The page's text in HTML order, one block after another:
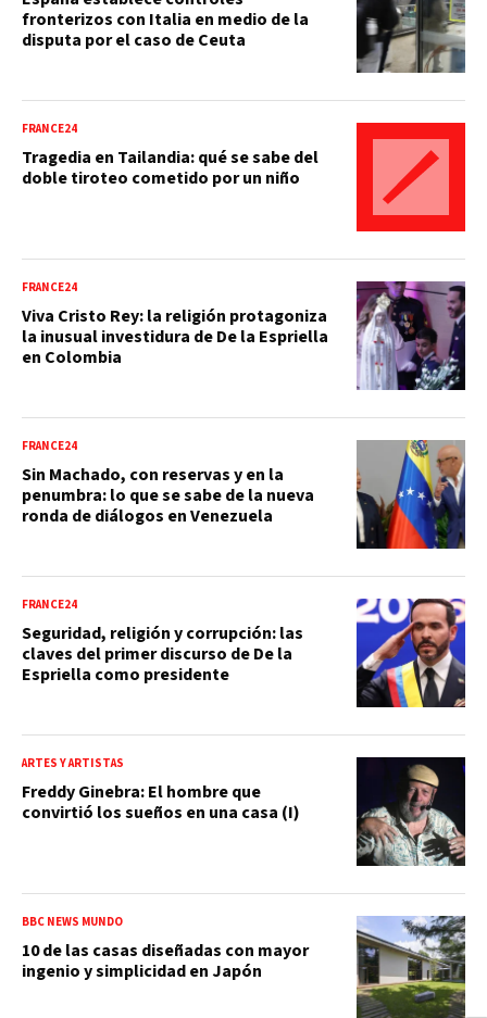
fronterizos con Italia en medio de la
disputa por el caso de Ceuta
FRANCE24
Tragedia en Tailandia: qué se sabe del
doble tiroteo cometido por un niño
FRANCE24
Viva Cristo Rey: la religión protagoniza
la inusual investidura de De la Espriella
en Colombia
FRANCE24
Sin Machado, con reservas y en la
penumbra: lo que se sabe de la nueva
ronda de diálogos en Venezuela
FRANCE24
Seguridad, religión y corrupción: las
claves del primer discurso de De la
Espriella como presidente
ARTES Y ARTISTAS
Freddy Ginebra: El hombre que
convirtió los sueños en una casa (I)
BBC NEWS MUNDO
10 de las casas diseñadas con mayor
ingenio y simplicidad en Japón